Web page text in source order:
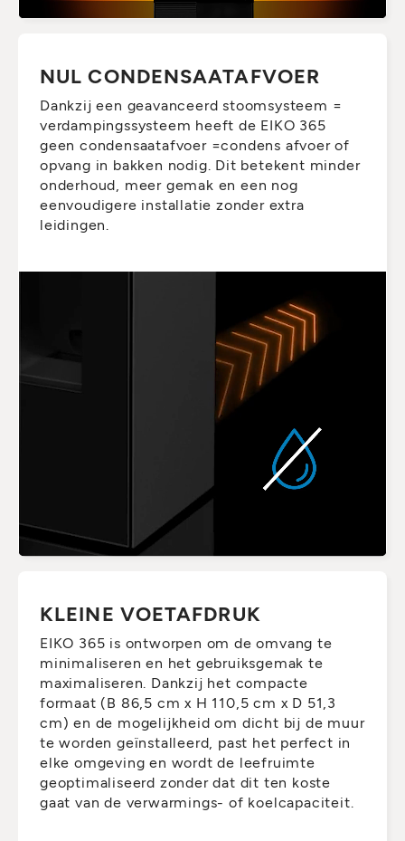
NUL CONDENSAATAFVOER
Dankzij een geavanceerd stoomsysteem =
verdampingssysteem heeft de EIKO 365
geen condensaatafvoer =condens afvoer of
opvang in bakken nodig. Dit betekent minder
onderhoud, meer gemak en een nog
eenvoudigere installatie zonder extra
leidingen.
KLEINE VOETAFDRUK
EIKO 365 is ontworpen om de omvang te
minimaliseren en het gebruiksgemak te
maximaliseren. Dankzij het compacte
formaat (B 86,5 cm x H 110,5 cm x D 51,3
cm) en de mogelijkheid om dicht bij de muur
te worden geïnstalleerd, past het perfect in
elke omgeving en wordt de leefruimte
geoptimaliseerd zonder dat dit ten koste
gaat van de verwarmings- of koelcapaciteit.